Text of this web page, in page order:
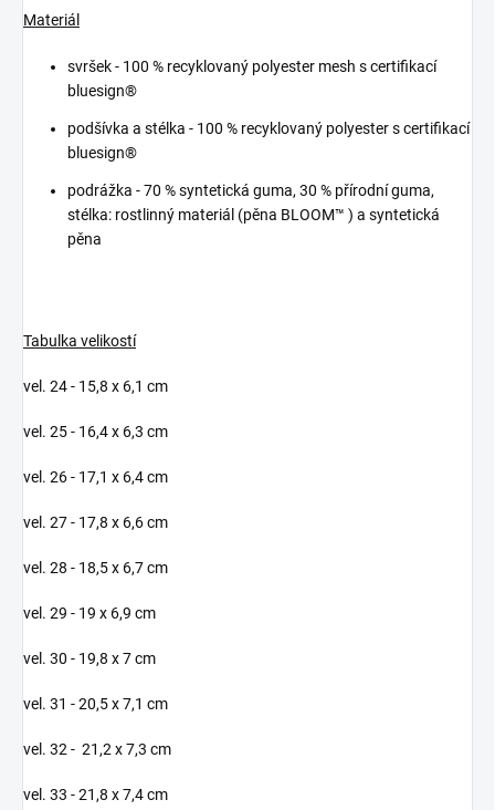
Materiál
svršek - 100 % recyklovaný polyester mesh s certifikací
bluesign®
podšívka a stélka - 100 % recyklovaný polyester s certifikací
bluesign®
podrážka -70 % syntetická guma, 30 % přírodní guma,
stélka: rostlinný materiál (pěna BLOOM™ ) a syntetická
pěna
Tabulka velikostí
vel. 24 - 15,8 x 6,1 cm
vel. 25 - 16,4 x 6,3 cm
vel. 26 - 17,1 x 6,4 cm
vel. 27 - 17,8 x 6,6 cm
vel. 28 - 18,5 x 6,7 cm
vel. 29 - 19 x 6,9 cm
vel. 30 - 19,8 x 7 cm
vel. 31 - 20,5 x 7,1 cm
vel. 32 - 21,2 x 7,3 cm
vel. 33 - 21,8 x 7,4 cm